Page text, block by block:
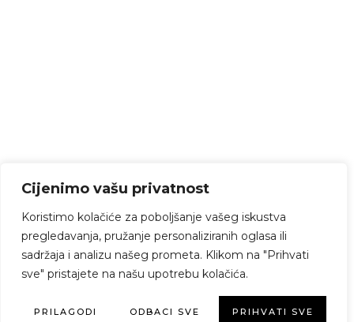
Cijenimo vašu privatnost
Koristimo kolačiće za poboljšanje vašeg iskustva
pregledavanja, pružanje personaliziranih oglasa ili
sadržaja i analizu našeg prometa. Klikom na "Prihvati
sve" pristajete na našu upotrebu kolačića.
PRILAGODI ODBACI SVE PRIHVATI SVE